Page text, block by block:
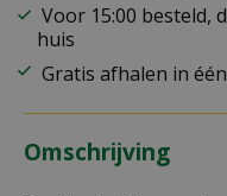
Voor 15:00 besteld,
huis
Gratis afhalen in
Omschrijving